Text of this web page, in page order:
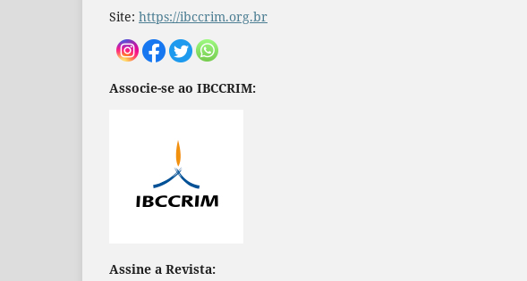
Site: https://ibccrim.org.br
Associe-se ao IBCCRIM:
Assine a Revista: